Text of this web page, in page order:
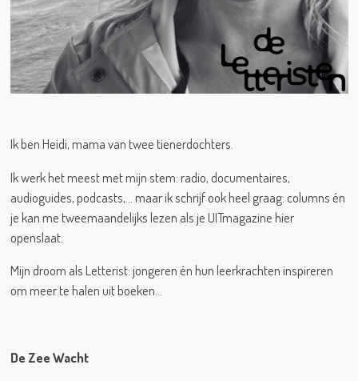
Ik ben Heidi, mama van twee tienerdochters.
Ik werk het meest met mijn stem: radio, documentaires,
audioguides, podcasts,… maar ik schrijf ook heel graag: columns én
je kan me tweemaandelijks lezen als je UITmagazine hier
openslaat.
Mijn droom als Letterist: jongeren én hun leerkrachten inspireren
om meer te halen uit boeken…
De Zee Wacht